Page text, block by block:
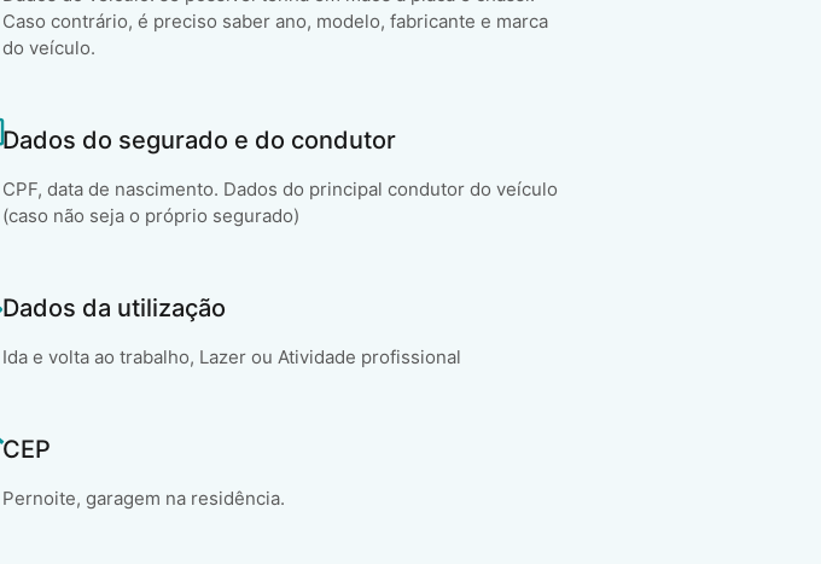
Caso contrário, é preciso saber ano, modelo, fabricante e marca
do veículo.
Dados do segurado e do condutor
CPF, data de nascimento. Dados do principal condutor do veículo
(caso não seja o próprio segurado)
Dados da utilização
Ida e volta ao trabalho, Lazer ou Atividade profissional
CEP
Pernoite, garagem na residência.